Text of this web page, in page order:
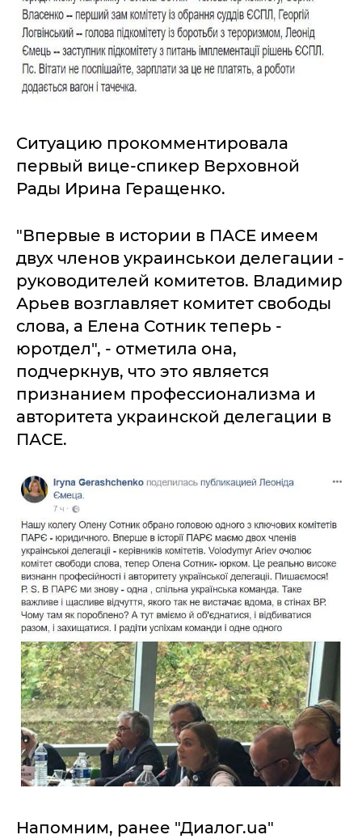
Ситуацию прокомментировала
первый вице-спикер Верховной
Рады Ирина Геращенко.
"Впервые в истории в ПАСЕ имеем
двух членов украинськои делегации -
руководителей комитетов. Владимир
Арьев возглавляет комитет свободы
слова, а Елена Сотник теперь -
юротдел", - отметила она,
подчеркнув, что это является
признанием профессионализма и
авторитета украинской делегации в
ПАСЕ.
Напомним, ранее "Диалог.ua"